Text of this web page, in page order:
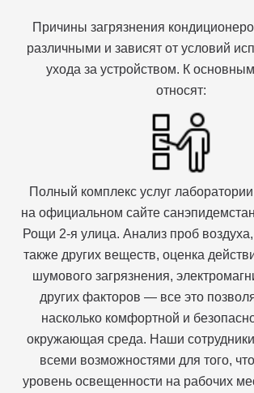
Причины загрязнения
различными и зависят от условий
ухода за устройством. К
относят:
Полный комплекс услуг
на официальном сайте
Рощи 2-я улица. Анализ проб
также других веществ, оценка
шумового загрязнения,
других факторов — все это
насколько комфортной и
окружающая среда. Наши
всеми возможностями для того,
уровень освещенности на рабочих